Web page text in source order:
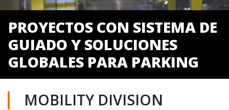
PROYECTOS CON SISTEMA DE
GUIADO Y SOLUCIONES
GLOBALES PARA PARKING
MOBILITY DIVISION